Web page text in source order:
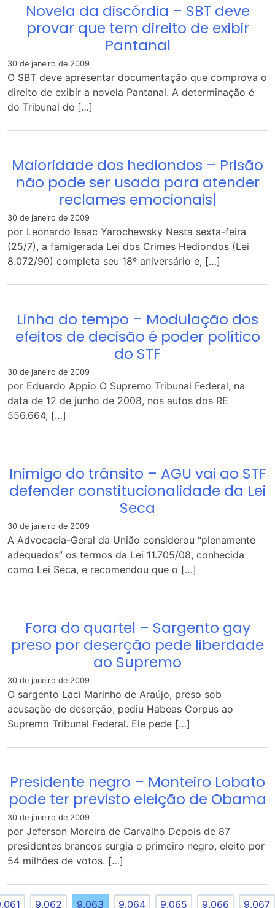
Novela da discórdia – SBT deve
provar que tem direito de exibir
Pantanal
30 de janeiro de 2009
O SBT deve apresentar documentação que comprova o
direito de exibir a novela Pantanal. A determinação é
do Tribunal de […]
Maioridade dos hediondos – Prisão
não pode ser usada para atender
reclames emocionais|
30 de janeiro de 2009
por Leonardo Isaac Yarochewsky Nesta sexta-feira
(25/7), a famigerada Lei dos Crimes Hediondos (Lei
8.072/90) completa seu 18º aniversário e, […]
Linha do tempo – Modulação dos
efeitos de decisão é poder político
do STF
30 de janeiro de 2009
por Eduardo Appio O Supremo Tribunal Federal, na
data de 12 de junho de 2008, nos autos dos RE
556.664, […]
Inimigo do trânsito – AGU vai ao STF
defender constitucionalidade da Lei
Seca
30 de janeiro de 2009
A Advocacia-Geral da União considerou “plenamente
adequados” os termos da Lei 11.705/08, conhecida
como Lei Seca, e recomendou que o […]
Fora do quartel – Sargento gay
preso por deserção pede liberdade
ao Supremo
30 de janeiro de 2009
O sargento Laci Marinho de Araújo, preso sob
acusação de deserção, pediu Habeas Corpus ao
Supremo Tribunal Federal. Ele pede […]
Presidente negro – Monteiro Lobato
pode ter previsto eleição de Obama
30 de janeiro de 2009
por Jeferson Moreira de Carvalho Depois de 87
presidentes brancos surgia o primeiro negro, eleito por
54 milhões de votos. […]
9.062 9.063 9.064 9.065 9.066 9.067